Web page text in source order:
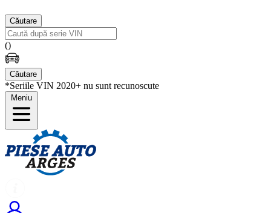
Căutare
()
Căutare
*Seriile VIN 2020+ nu sunt recunoscute
Meniu